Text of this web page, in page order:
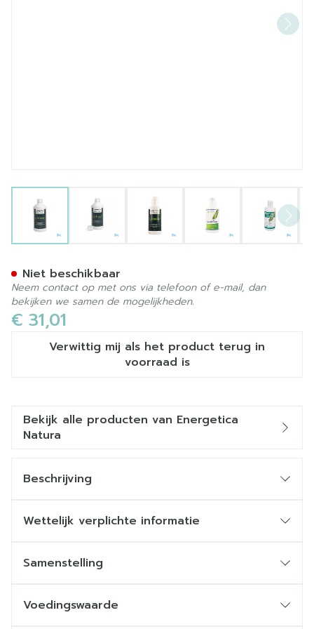
View larger imageView larger imageView larger imageView larger image
€ 31,01
Verwittig mij als het product terug in
voorraad is
Niet beschikbaar
Neem contact op met ons via telefoon of e-mail, dan
bekijken we samen de mogelijkheden.
Bekijk alle producten van Energetica
Natura
Beschrijving
Wettelijk verplichte informatie
Samenstelling
Voedingswaarde